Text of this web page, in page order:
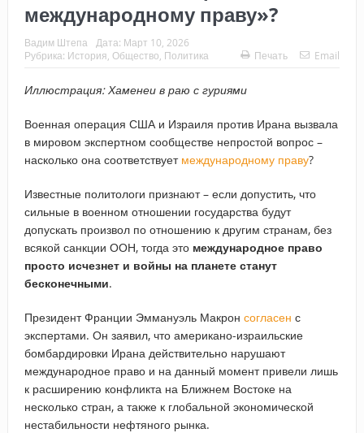
международному праву»?
Вадим Штепа Дата: Март 10, 2026
Рубрика: История Общество Политика Печать Email
Иллюстрация: Хаменеи в раю с гуриями
Военная операция США и Израиля против Ирана вызвала
в мировом экспертном сообществе непростой вопрос –
насколько она соответствует международному праву?
Известные политологи признают – если допустить, что
сильные в военном отношении государства будут
допускать произвол по отношению к другим странам, без
всякой санкции ООН, тогда это международное право
просто исчезнет и войны на планете станут
бесконечными.
Президент Франции Эммануэль Макрон согласен с
экспертами. Он заявил, что американо-израильские
бомбардировки Ирана действительно нарушают
международное право и на данный момент привели лишь
к расширению конфликта на Ближнем Востоке на
несколько стран, а также к глобальной экономической
нестабильности нефтяного рынка.